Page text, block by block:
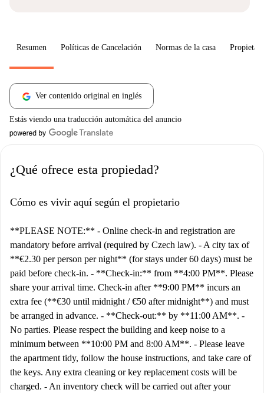
Resumen Políticas de Cancelación Normas de la casa
Ver contenido original en inglés
Estás viendo una traducción automática del anuncio
¿Qué ofrece esta propiedad?
Cómo es vivir aquí según el propietario
**PLEASE NOTE:** - Online check-in and registration are
mandatory before arrival (required by Czech law). - A city tax of
**€2.30 per person per night** (for stays under 60 days) must be
paid before check-in. - **Check-in:** from **4:00 PM**. Please
share your arrival time. Check-in after **9:00 PM** incurs an
extra fee (**€30 until midnight / €50 after midnight**) and must
be arranged in advance. - **Check-out:** by **11:00 AM**. -
No parties. Please respect the building and keep noise to a
minimum between **10:00 PM and 8:00 AM**. - Please leave
the apartment tidy, follow the house instructions, and take care of
the keys. Any extra cleaning or key replacement costs will be
charged. - An inventory check will be carried out after your